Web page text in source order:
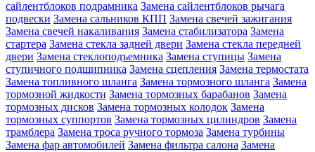
сайлентблоков подрамника Замена сайлентблоков рычага
подвески Замена сальников КПП Замена свечей зажигания
Замена свечей накаливания Замена стабилизатора Замена
стартера Замена стекла задней двери Замена стекла передней
двери Замена стеклоподъемника Замена ступицы Замена
ступичного подшипника Замена сцепления Замена термостата
Замена топливного шланга Замена тормозного шланга Замена
тормозной жидкости Замена тормозных барабанов Замена
тормозных дисков Замена тормозных колодок Замена
тормозных суппортов Замена тормозных цилиндров Замена
трамблера Замена троса ручного тормоза Замена турбины
Замена фар автомобилей Замена фильтра салона Замена